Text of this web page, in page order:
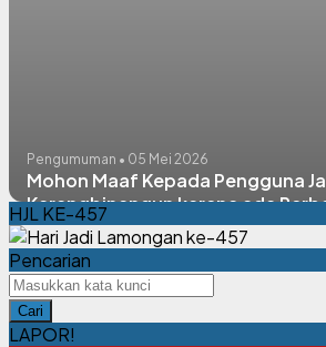
Pengumuman • 05 Mei 2026
Mohon Maaf Kepada Pengguna
Karangbinangun karena ada
Tetap Berhati-hati saat Melintas
HJL KE-457
Pencarian
Cari
LAPOR!